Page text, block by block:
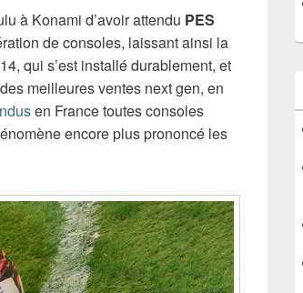
à Konami d’avoir attendu PES
de consoles, laissant ainsi la
qui s’est installé durablement, et
meilleures ventes next gen, en
en France toutes consoles
encore plus prononcé les